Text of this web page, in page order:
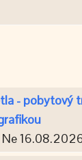
- pobytový